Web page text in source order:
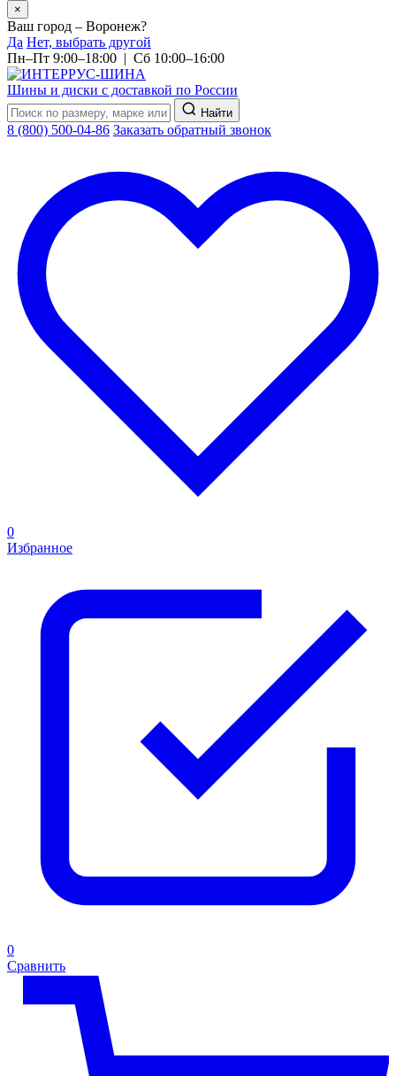
×
Ваш город – Воронеж?
Да Нет, выбрать другой
Пн–Пт 9:00–18:00 | Сб 10:00–16:00
Шины и диски с доставкой по России
Найти
8 (800) 500-04-86 Заказать обратный звонок
0
Избранное
0
Сравнить